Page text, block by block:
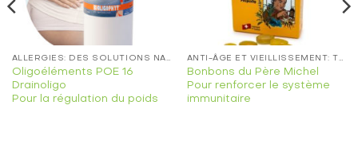
ALLERGIES: DES SOLUTIONS NATURELLES EFFICACES
Oligoéléments POE 16
Drainoligo
Pour la régulation du poids
ANTI-ÂGE ET VIEILLISSEMENT: TRAITEMENT NATUREL
Bonbons du Père Michel
Pour renforcer le système
immunitaire